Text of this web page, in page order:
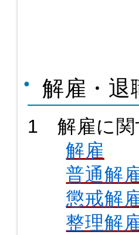
解雇・退
1 解雇に関
解雇
普通解
懲戒解
整理解